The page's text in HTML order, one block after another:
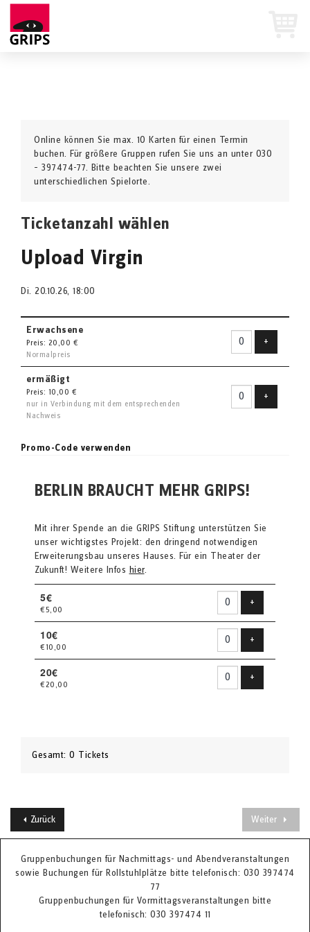
Online können Sie max. 10 Karten für einen Termin
buchen. Für größere Gruppen rufen Sie uns an unter 030
– 397474-77. Bitte beachten Sie unsere zwei
unterschiedlichen Spielorte.
Ticketanzahl wählen
Upload Virgin
Di. 20.10.26, 18:00
Erwachsene
Preis: 20,00 €
Normalpreis
+
ermäßigt
Preis: 10,00 €
nur in Verbindung mit dem entsprechenden
Nachweis
+
Promo-Code verwenden
BERLIN BRAUCHT MEHR GRIPS!
Mit ihrer Spende an die GRIPS Stiftung unterstützen Sie
unser wichtigstes Projekt: den dringend notwendigen
Erweiterungsbau unseres Hauses. Für ein Theater der
Zukunft! Weitere Infos hier.
5€
€5,00
+
10€
€10,00
+
20€
€20,00
+
Gesamt: 0 Tickets
Zurück Weiter
Gruppenbuchungen für Nachmittags- und Abendveranstaltungen
sowie Buchungen für Rollstuhlplätze bitte telefonisch: 030 397474
77
Gruppenbuchungen für Vormittagsveranstaltungen bitte
telefonisch: 030 397474 11